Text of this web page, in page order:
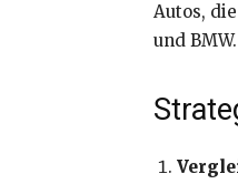
Autos,
und